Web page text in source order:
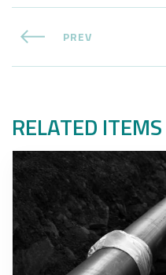
PREV
RELATED ITEMS